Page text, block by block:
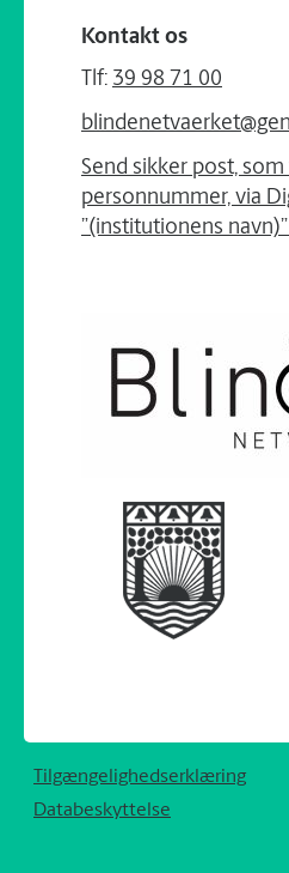
Kontakt os
Tlf: 39 98 71 00
Send sikker post,
personnummer, via
”(institutionens
Tilgængelighedserklæring
Databeskyttelse